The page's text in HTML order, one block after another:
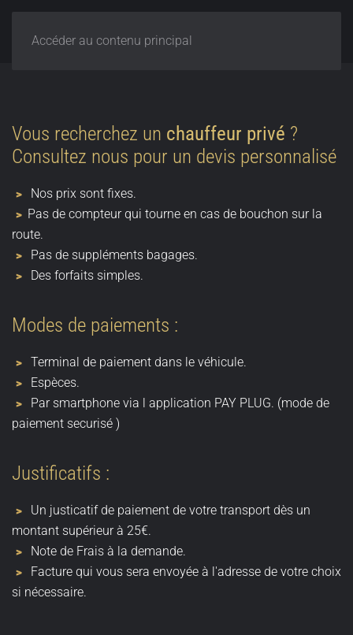
Accéder au contenu principal
Vous recherchez un chauffeur privé ?
Consultez nous pour un devis personnalisé
Nos prix sont fixes.
Pas de compteur qui tourne en cas de bouchon sur la
route.
Pas de suppléments bagages.
Des forfaits simples.
Modes de paiements :
Terminal de paiement dans le véhicule.
Espèces.
Par smartphone via l application PAY PLUG. (mode de
paiement securisé )
Justificatifs :
Un justicatif de paiement de votre transport dès un
montant supérieur à 25€.
Note de Frais à la demande.
Facture qui vous sera envoyée à l'adresse de votre choix
si nécessaire.